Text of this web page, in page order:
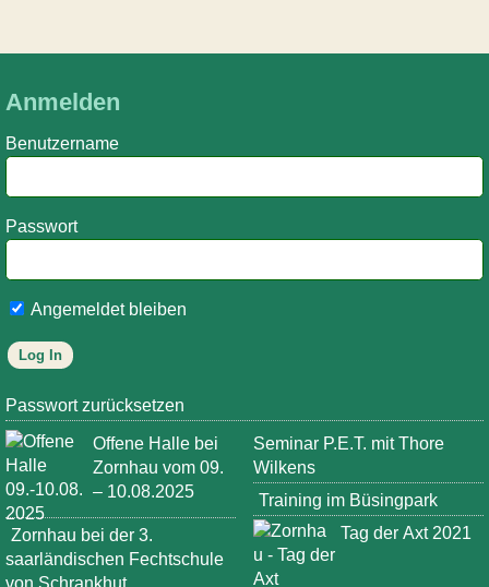
Anmelden
Benutzername
Passwort
Angemeldet bleiben
Passwort zurücksetzen
Offene Halle bei
Zornhau vom 09.
– 10.08.2025
Zornhau bei der 3.
saarländischen Fechtschule
Seminar P.E.T. mit Thore
Wilkens
Training im Büsingpark
Tag der Axt 2021